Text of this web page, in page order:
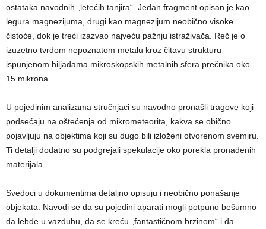
ostataka navodnih „letećih tanjira“. Jedan fragment opisan je kao
legura magnezijuma, drugi kao magnezijum neobično visoke
čistoće, dok je treći izazvao najveću pažnju istraživača. Reč je o
izuzetno tvrdom nepoznatom metalu kroz čitavu strukturu
ispunjenom hiljadama mikroskopskih metalnih sfera prečnika oko
15 mikrona.
U pojedinim analizama stručnjaci su navodno pronašli tragove koji
podsećaju na oštećenja od mikrometeorita, kakva se obično
pojavljuju na objektima koji su dugo bili izloženi otvorenom svemiru.
Ti detalji dodatno su podgrejali spekulacije oko porekla pronađenih
materijala.
Svedoci u dokumentima detaljno opisuju i neobično ponašanje
objekata. Navodi se da su pojedini aparati mogli potpuno bešumno
da lebde u vazduhu, da se kreću „fantastičnom brzinom“ i da